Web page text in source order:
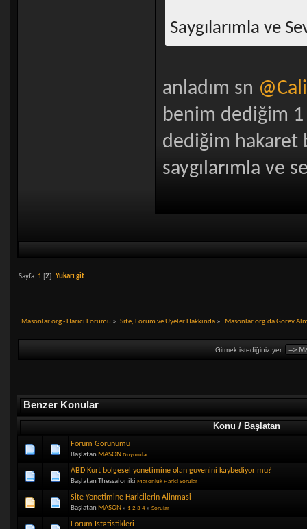
Saygılarımla ve
anladım sn
benim dediğim
dediğim hakaret
saygılarımla ve
Sayfa: 1 [2] Yukarı git
Masonlar.org - Harici Forumu » Site, Forum ve Uyeler Hakkinda » Masonlar.org`da Gorev
Gitmek istediğiniz yer:
Benzer Konular
Konu / Başlatan
Forum Gorunumu
Başlatan MASON Duyurular
ABD Kurt bolgesel yonetimine olan guvenini kaybediyor mu?
Başlatan Thessaloniki Masonluk Harici Sorular
Site Yonetimine Haricilerin Alinmasi
Başlatan MASON « 1 2 3 4» Sorular
Forum Istatistikleri